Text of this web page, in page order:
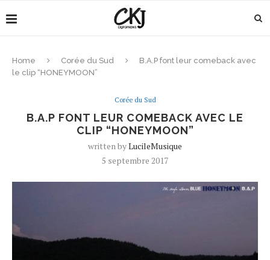
Home Corée du Sud
B.A.P font leur comeback avec
le clip “HONEYMOON”
Corée du Sud
B.A.P FONT LEUR COMEBACK AVEC LE
CLIP “HONEYMOON”
written byLucileMusique
5 septembre 2017